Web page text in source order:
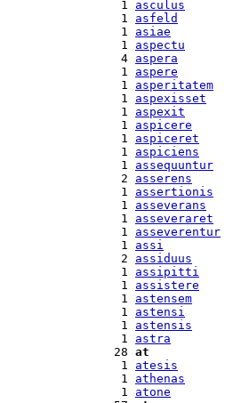
  1
asculus
  1
asfeld
  1
asiae
  1
aspectu
  4
aspera
  1
aspere
  1
asperitatem
  1
aspexisset
  1
aspexit
  1
aspicere
  1
aspiceret
  1
aspiciens
  1
assequuntur
  2
asserens
  1
assertionis
  1
asseverans
  1
asseveraret
  1
asseverentur
  1
assi
  2
assiduus
  1
assipitti
  1
assistere
  1
astensem
  1
astensi
  1
astensis
  1
astra
28 at
  1
atesis
  1
athenas
  1
atone